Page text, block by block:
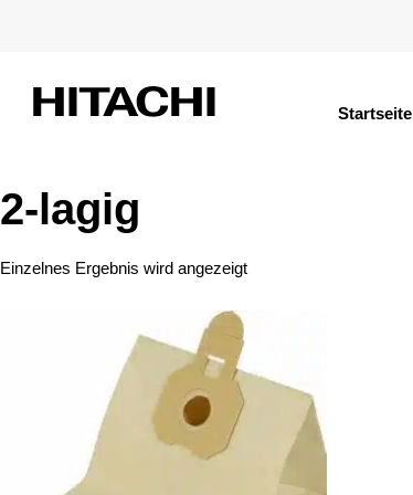
Startseite
2-lagig
Einzelnes Ergebnis wird angezeigt